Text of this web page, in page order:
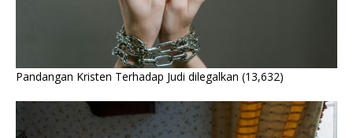
Pandangan Kristen Terhadap Judi dilegalkan (13,632)